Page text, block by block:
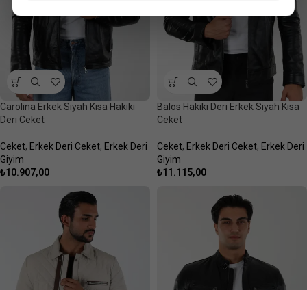
Carolina Erkek Siyah Kısa Hakiki
Deri Ceket
Ceket, Erkek Deri Ceket, Erkek Deri
Giyim
₺10.907,00
Balos Hakiki Deri Erkek Siyah Kısa
Ceket
Ceket, Erkek Deri Ceket, Erkek Deri
Giyim
₺11.115,00